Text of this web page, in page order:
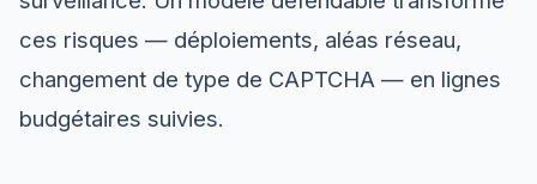
ces risques — déploiements, aléas réseau,
changement de type de CAPTCHA — en lignes
budgétaires suivies.